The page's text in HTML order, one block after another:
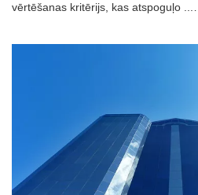
vērtēšanas kritērijs, kas atspoguļo